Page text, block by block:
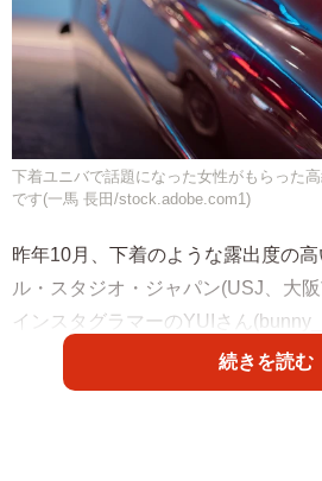
下着ユニバで話題になった女性がもらった
です(一馬 長田/stock.adobe.com1)
昨年10月、下着のような露出度の
ル・スタジオ・ジャパン(USJ、大阪
インスタグラマーのYUIさん
タのストーリーで、高級外車ポルシ
もらった」と納車の様子を投稿し、
続きを読む